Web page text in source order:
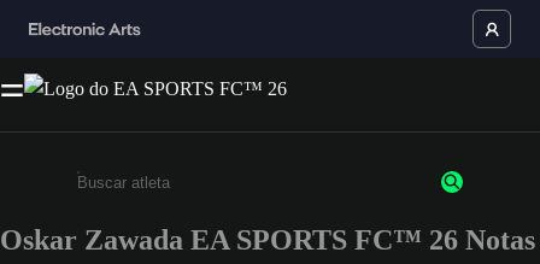
Insira pelo menos 3 caracteres ou números
Oskar Zawada EA SPORTS FC™ 26 Notas